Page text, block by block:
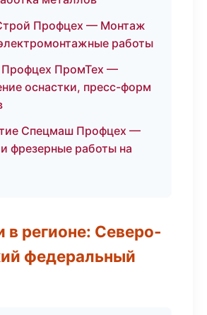
Профцех — Монтаж
работы
Профцех ПромТех —
оснастки, пресс-форм
Спецмаш Профцех —
фрезерные работы на
в регионе: Северо-
федеральный